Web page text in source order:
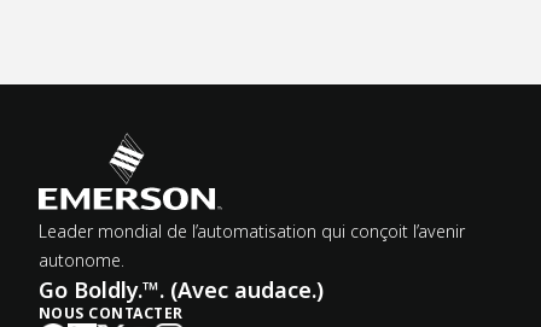
Leader mondial de l’automatisation qui conçoit l’avenir
autonome.
Go Boldly.™. (Avec audace.)
NOUS CONTACTER